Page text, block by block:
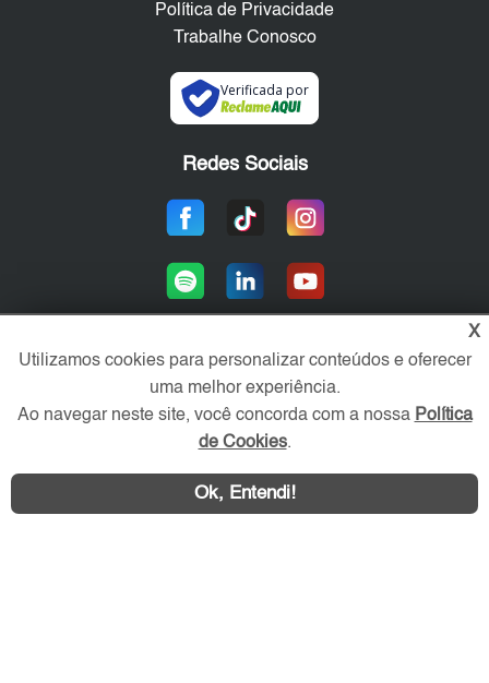
WhatsApp Contatar
Política de Privacidade
Trabalhe Conosco
Verificada por
Redes Sociais
Área exclusiva aos anunciantes,
acesse sua conta:
X
Utilizamos cookies para personalizar conteúdos e oferecer
uma melhor experiência.
Ao navegar neste site, você concorda com a nossa Política
de Cookies.
Ok, Entendi!